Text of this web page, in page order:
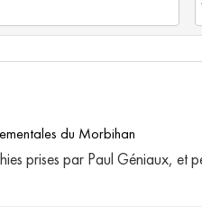
du Morbihan
prises par Paul Géniaux, et